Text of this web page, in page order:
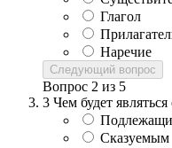
Глагол
Наречие
Следующий вопрос
Вопрос 2 из 5
3 Чем будет
Сказуемым